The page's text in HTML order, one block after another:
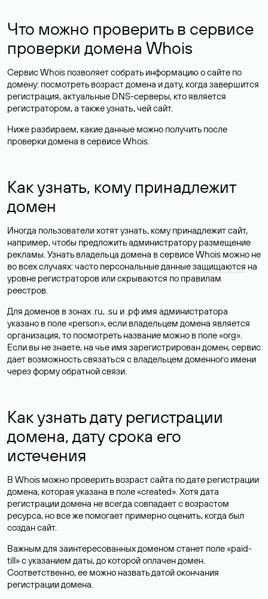
Что можно проверить в сервисе
проверки домена Whois
Сервис Whois позволяет собрать информацию о сайте по
домену: посмотреть возраст домена и дату, когда завершится
регистрация, актуальные DNS-серверы, кто является
регистратором, а также узнать, чей сайт.
Ниже разбираем, какие данные можно получить после
проверки домена в сервисе Whois.
Как узнать, кому принадлежит
домен
Иногда пользователи хотят узнать, кому принадлежит сайт,
например, чтобы предложить администратору размещение
рекламы. Узнать владельца домена в сервисе Whois можно не
во всех случаях: часто персональные данныезащищаются на
уровне регистраторов или скрываются по правилам
реестров.
Для доменов в зонах .ru, .su и .рф имя администратора
указано в поле «person», если владельцем домена является
организация, то посмотреть название можно в поле «org».
Если вы не знаете, на чье имя зарегистрирован домен, сервис
дает возможность связаться с владельцем доменного имени
через форму обратной связи.
Как узнать дату регистрации
домена, дату срока его
истечения
В Whois можно проверить возраст сайта по дате регистрации
домена, которая указана в поле «created». Хотя дата
регистрации домена не всегда совпадает с возрастом
ресурса, но все же помогает примерно оценить, когда был
создан сайт.
Важным для заинтересованных доменом станет поле «paid-
till» с указанием даты, до которой оплачен домен.
Соответственно, ее можно назвать датой окончания
регистрации домена.